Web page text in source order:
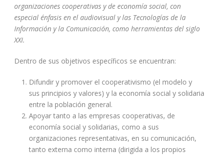
organizaciones cooperativas y de economía social, con
especial énfasis en el audiovisual y las Tecnologías de la
Información y la Comunicación, como herramientas del siglo
XXI.
Dentro de sus objetivos específicos se encuentran:
Difundir y promover el cooperativismo (el modelo y
sus principios y valores) y la economía social y solidaria
entre la población general.
Apoyar tanto a las empresas cooperativas, de
economía social y solidarias, como a sus
organizaciones representativas, en su comunicación,
tanto externa como interna (dirigida a los propios